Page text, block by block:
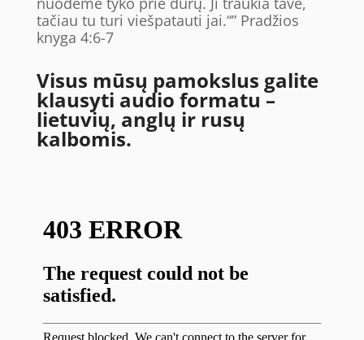
tačiau tu turi viešpatauti jai.“” Pradžios
knyga 4:6-7
Visus mūsų pamokslus galite
klausyti audio formatu –
lietuvių, anglų ir rusų
kalbomis.